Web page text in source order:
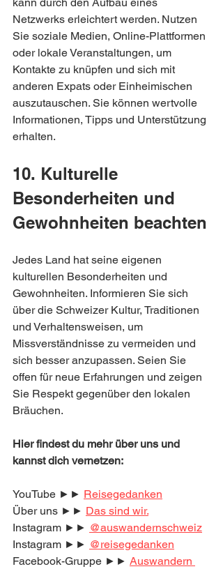
Netzwerks erleichtert werden. Nutzen
Sie soziale Medien, Online-Plattformen
oder lokale Veranstaltungen, um
Kontakte zu knüpfen und sich mit
anderen Expats oder Einheimischen
auszutauschen. Sie können wertvolle
Informationen, Tipps und Unterstützung
erhalten.
10. Kulturelle
Besonderheiten und
Gewohnheiten beachten
Jedes Land hat seine eigenen
kulturellen Besonderheiten und
Gewohnheiten. Informieren Sie sich
über die Schweizer Kultur, Traditionen
und Verhaltensweisen, um
Missverständnisse zu vermeiden und
sich besser anzupassen. Seien Sie
offen für neue Erfahrungen und zeigen
Sie Respekt gegenüber den lokalen
Bräuchen.
Hier findest du mehr über uns und
kannst dich vernetzen:
YouTube ►► Reisegedanken
Über uns ►► Das sind wir.
Instagram ►► @auswandernschweiz
Instagram ►► @reisegedanken
Facebook-Gruppe ►► Auswandern